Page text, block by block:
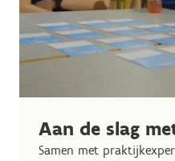
Aan de slag
Samen met